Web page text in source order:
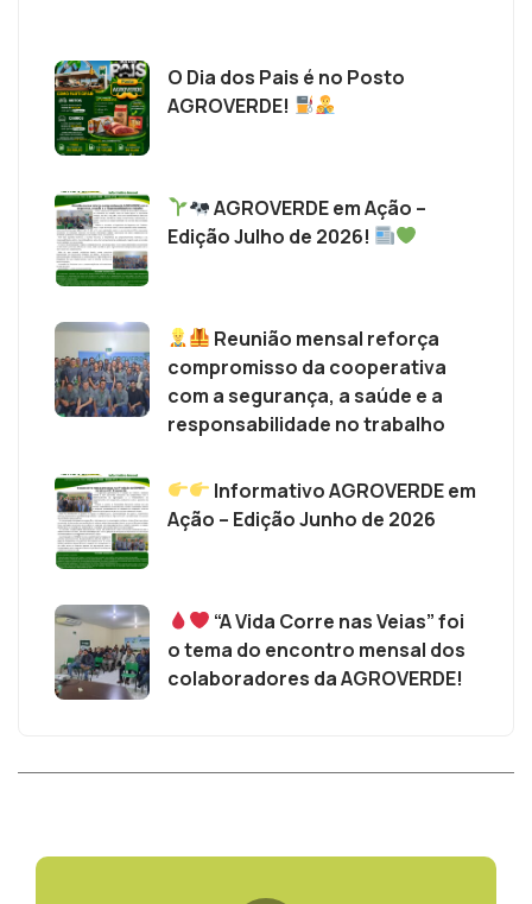
O Dia dos Pais é no Posto
AGROVERDE!
AGROVERDE em Ação –
Edição Julho de 2026!
Reunião mensal reforça
compromisso da cooperativa
com a segurança, a saúde e a
responsabilidade no trabalho
Informativo AGROVERDE em
Ação – Edição Junho de 2026
“A Vida Corre nas Veias” foi
o tema do encontro mensal dos
colaboradores da AGROVERDE!